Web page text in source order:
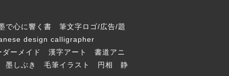
で心に響く書 筆文字ロゴ/広告/題
design calligrapher
ーメイド 漢字アート 書道アニ
墨しぶき 毛筆イラスト 円相 静